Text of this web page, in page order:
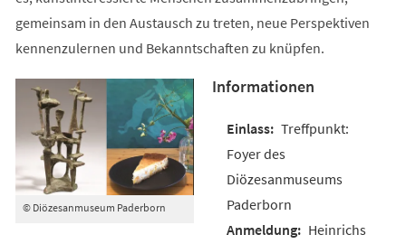
gemeinsam in den Austausch zu treten, neue Perspektiven
kennenzulernen und Bekanntschaften zu knüpfen.
© Diözesanmuseum Paderborn
Informationen
Treffpunkt:
Foyer des
Diözesanmuseums
Paderborn
Heinrichs